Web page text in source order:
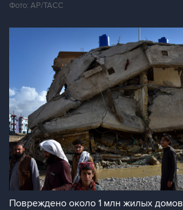
Фото: АР/ТАСС
Повреждено около 1 млн жилых домов